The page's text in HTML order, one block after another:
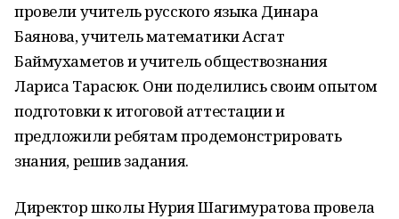
провели учитель русского языка Динара
Баянова, учитель математики Асгат
Баймухаметов и учитель обществознания
Лариса Тарасюк. Они поделились своим опытом
подготовки к итоговой аттестации и
предложили ребятам продемонстрировать
знания, решив задания.
Директор школы Нурия Шагимуратова провела